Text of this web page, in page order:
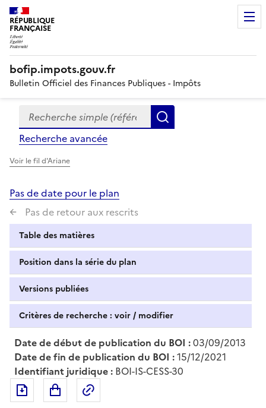
RÉPUBLIQUE
FRANÇAISE
bofip.impots.gouv.fr
Bulletin Officiel des Finances Publiques - Impôts
Formulaire
de
recherche
Recherche simple (références, mots clés, partie du
Recherche avancée
Voir le fil d'Ariane
Pas de date pour le plan
Pas de retour aux rescrits
Table des matières
Position dans la série du plan
Versions publiées
Critères de recherche : voir / modifier
Date de début de publication du BOI :03/09/2013
Date de fin de publication du BOI :15/12/2021
Identifiant juridique : BOI-IS-CESS-30
Exporter le document au format pdf